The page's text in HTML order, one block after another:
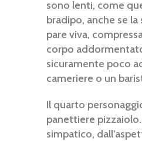
sono lenti, come
bradipo, anche se
pare viva,
corpo
sicuramente poco
cameriere o un
Il quarto
panettiere
simpatico,